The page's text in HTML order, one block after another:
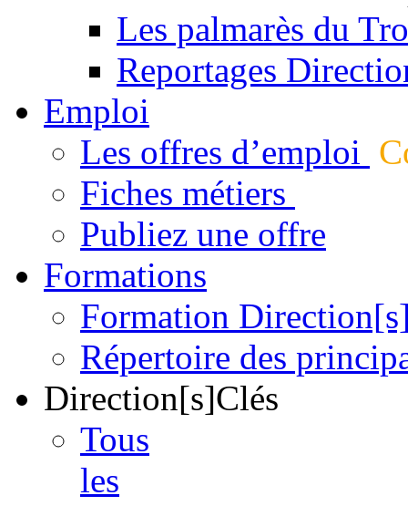
Les palmarès du
Reportages
Emploi
Les offres d’emploi
Fiches métiers
Publiez une offre
Formations
Formation
Répertoire des
Direction[s]Clés
Tous
les